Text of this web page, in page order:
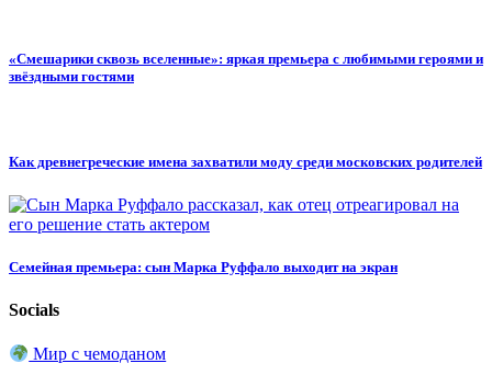
«Смешарики сквозь вселенные»: яркая премьера с любимыми героями и
звёздными гостями
Как древнегреческие имена захватили моду среди московских родителей
Семейная премьера: сын Марка Руффало выходит на экран
Socials
Мир с чемоданом